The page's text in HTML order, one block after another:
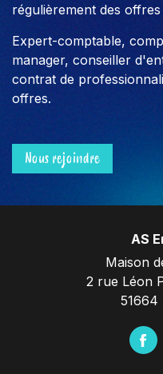
régulièrement des
Expert-comptable,
manager, conseiller
contrat de
offres.
Nous rejoindre
AS
Maison
2 rue Léon
51664
F